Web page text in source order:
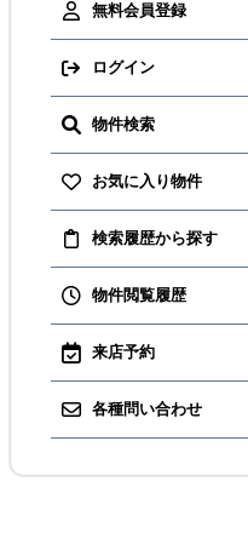
無料会員登録
ログイン
物件検索
お気に入り物件
検索履歴から探す
物件閲覧履歴
来店予約
各種問い合わせ